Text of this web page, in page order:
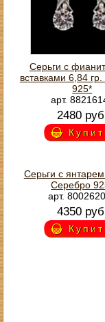
Серьги с
вставками 6,84
925*
арт.
2480
Серьги с янтарем
Серебро
арт.
4350